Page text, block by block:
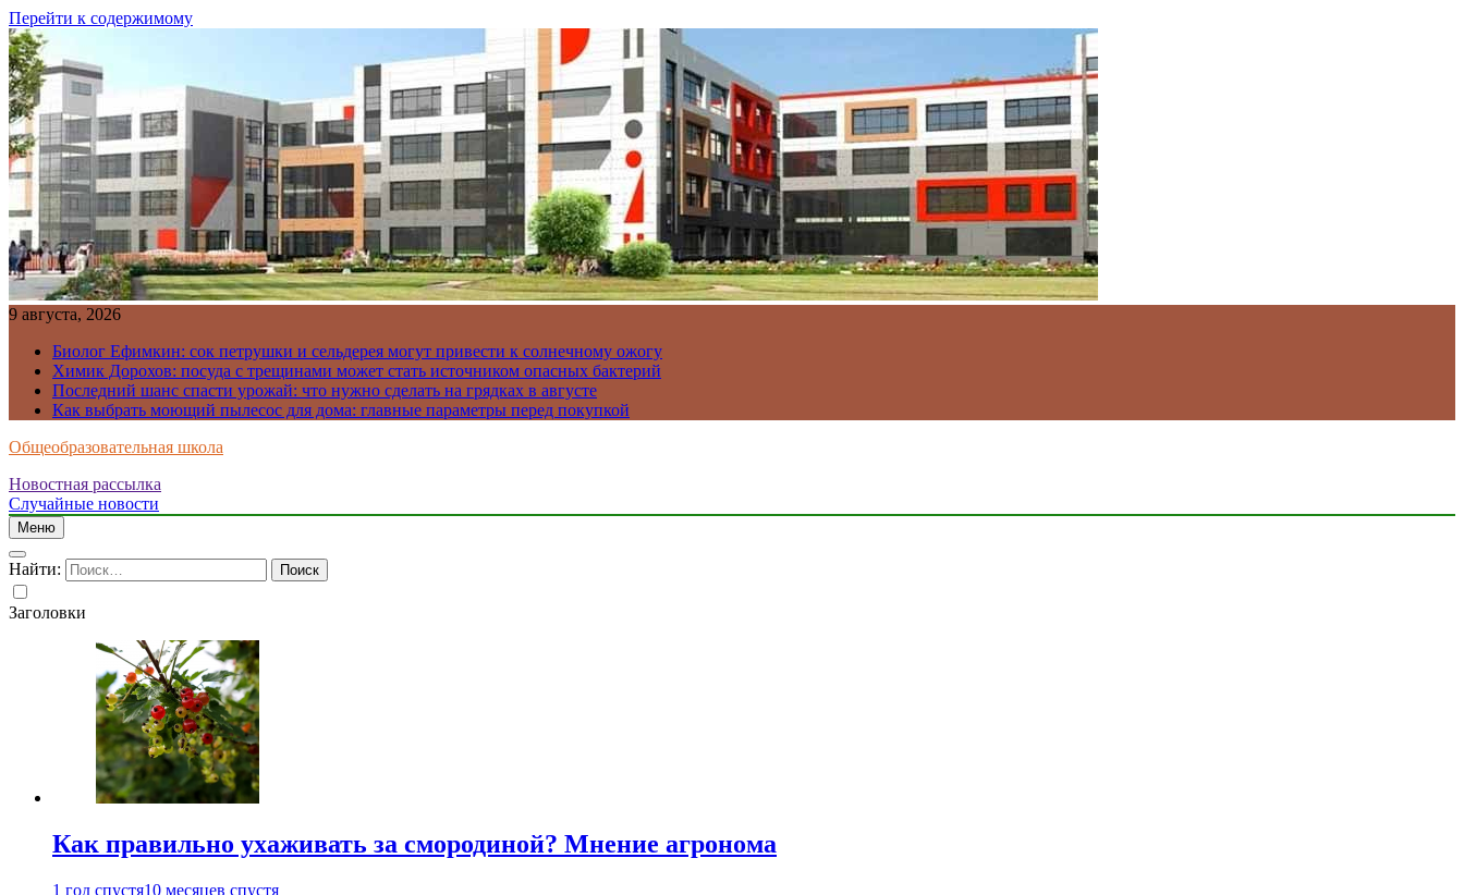
Перейти к содержимому
9 августа, 2026
Биолог Ефимкин: сок петрушки и сельдерея могут привести к солнечному ожогу
Химик Дорохов: посуда с трещинами может стать источником опасных бактерий
Последний шанс спасти урожай: что нужно сделать на грядках в августе
Как выбрать моющий пылесос для дома: главные параметры перед покупкой
Общеобразовательная школа
Новостная рассылка
Случайные новости
Меню
Найти:
Заголовки
Как правильно ухаживать за смородиной? Мнение агронома
1 год спустя10 месяцев спустя